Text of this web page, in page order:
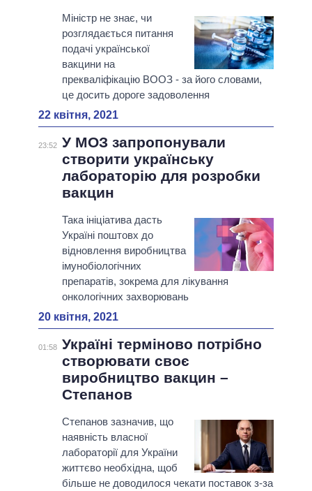
Міністр не знає, чи
розглядається питання
подачі української
вакцини на
прекваліфікацію ВООЗ - за його словами,
це досить дороге задоволення
22 квітня, 2021
23:52 У МОЗ запропонували
створити українську
лабораторію для розробки
вакцин
Така ініціатива дасть
Україні поштовх до
відновлення виробництва
імунобіологічних
препаратів, зокрема для лікування
онкологічних захворювань
20 квітня, 2021
01:58 Україні терміново потрібно
створювати своє
виробництво вакцин –
Степанов
Степанов зазначив, що
наявність власної
лабораторії для України
життєво необхідна, щоб
більше не доводилося чекати поставок з-за